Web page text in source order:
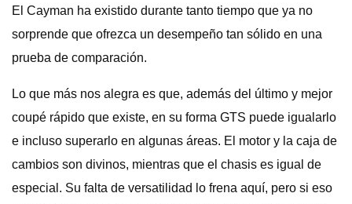
El Cayman ha existido durante tanto tiempo que ya no
sorprende que ofrezca un desempeño tan sólido en una
prueba de comparación.
Lo que más nos alegra es que, además del último y mejor
coupé rápido que existe, en su forma GTS puede igualarlo
e incluso superarlo en algunas áreas. El motor y la caja de
cambios son divinos, mientras que el chasis es igual de
especial. Su falta de versatilidad lo frena aquí, pero si eso